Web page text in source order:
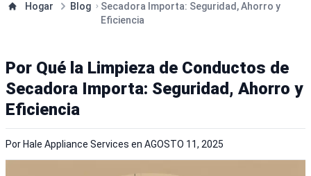
Hogar Blog
Secadora Importa: Seguridad, Ahorro y
Eficiencia
Por Qué la Limpieza de Conductos de
Secadora Importa: Seguridad, Ahorro y
Eficiencia
Por Hale Appliance Services en AGOSTO 11, 2025